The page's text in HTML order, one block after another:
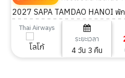
2027 SAPA TAMDAO HANOI พั
3คืน
Thai Airways
ระยะเวลา
4 วัน 3 คืน